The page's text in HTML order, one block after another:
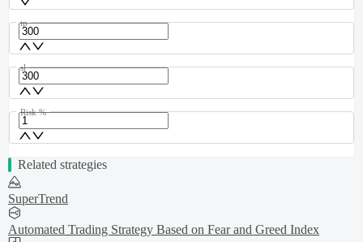
tp
sl
Risk %
Related strategies
SuperTrend
Automated Trading Strategy Based on Fear and Greed Index